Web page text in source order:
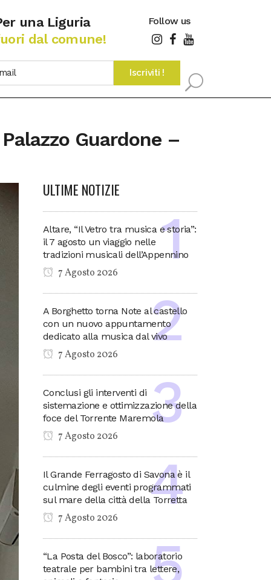
una Liguria
dal comune!
Follow us
Guardone –
ULTIME NOTIZIE
Altare, “Il Vetro tra musica e storia”:
il 7 agosto un viaggio nelle
tradizioni musicali dell’Appennino
7 Agosto 2026
A Borghetto torna Note al castello
con un nuovo appuntamento
dedicato alla musica dal vivo
7 Agosto 2026
Conclusi gli interventi di
sistemazione e ottimizzazione della
foce del Torrente Maremola
7 Agosto 2026
Il Grande Ferragosto di Savona è il
culmine degli eventi programmati
sul mare della città della Torretta
7 Agosto 2026
“La Posta del Bosco”: laboratorio
teatrale per bambini tra lettere,